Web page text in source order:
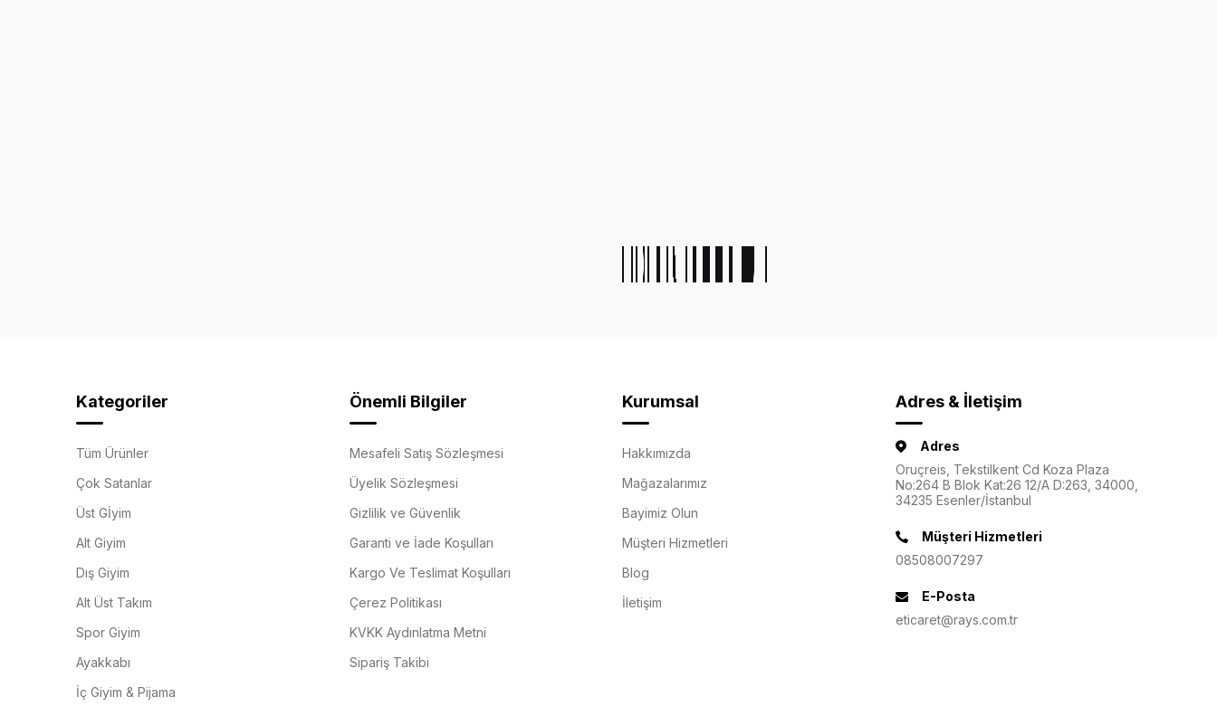
Kategoriler
Tüm Ürünler
Çok Satanlar
Üst Gİyim
Alt Giyim
Dış Giyim
Alt Üst Takım
Spor Giyim
Ayakkabı
İç Giyim & Pijama
Önemli Bilgiler
Mesafeli Satış Sözleşmesi
Üyelik Sözleşmesi
Gizlilik ve Güvenlik
Garanti ve İade Koşulları
Kargo Ve Teslimat Koşulları
Çerez Politikası
KVKK Aydınlatma Metni
Sipariş Takibi
Kurumsal
Hakkımızda
Mağazalarımız
Bayimiz Olun
Müşteri Hizmetleri
Blog
İletişim
Adres & İletişim
Adres
Oruçreis, Tekstilkent Cd Koza Plaza
No:264 B Blok Kat:26 12/A D:263, 34000,
34235 Esenler/İstanbul
Müşteri Hizmetleri
08508007297
E-Posta
eticaret@rays.com.tr